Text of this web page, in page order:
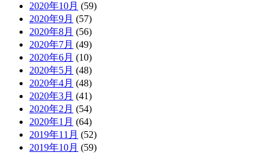
2020年10月 (59)
2020年9月 (57)
2020年8月 (56)
2020年7月 (49)
2020年6月 (10)
2020年5月 (48)
2020年4月 (48)
2020年3月 (41)
2020年2月 (54)
2020年1月 (64)
2019年11月 (52)
2019年10月 (59)